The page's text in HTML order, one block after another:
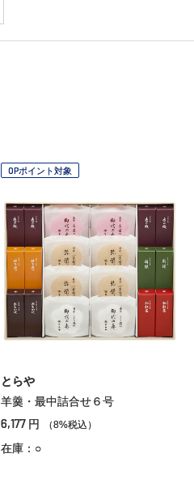
OPポイント対象
とらや
羊羹・最中詰合せ６号
6,177 円 （8%税込）
在庫：○